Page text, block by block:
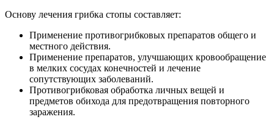
Основу лечения грибка стопы составляет:
Применение противогрибковых препаратов общего и
местного действия.
Применение препаратов, улучшающих кровообращение
в мелких сосудах конечностей и лечение
сопутствующих заболеваний.
Противогрибковая обработка личных вещей и
предметов обихода для предотвращения повторного
заражения.